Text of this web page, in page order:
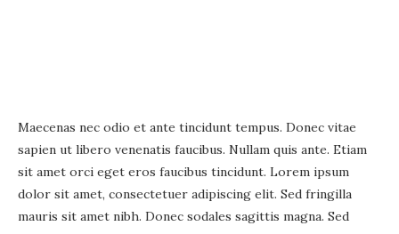
Maecenas nec odio et ante tincidunt tempus. Donec vitae
sapien ut libero venenatis faucibus. Nullam quis ante. Etiam
sit amet orci eget eros faucibus tincidunt. Lorem ipsum
dolor sit amet, consectetuer adipiscing elit. Sed fringilla
mauris sit amet nibh. Donec sodales sagittis magna. Sed